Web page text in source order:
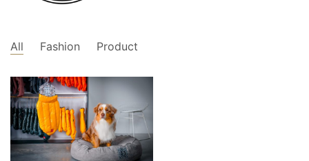
All Fashion Product